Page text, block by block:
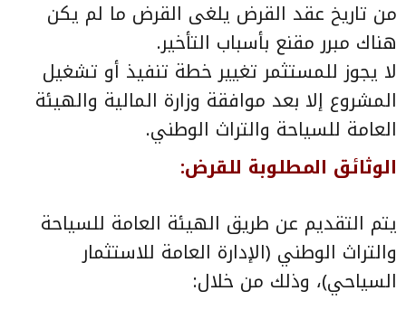
من تاريخ عقد القرض يلغى القرض ما لم يكن
هناك مبرر مقنع بأسباب التأخير.
لا يجوز للمستثمر تغيير خطة تنفيذ أو تشغيل
المشروع إلا بعد موافقة وزارة المالية والهيئة
العامة للسياحة والتراث الوطني.
الوثائق المطلوبة للقرض:
يتم التقديم عن طريق الهيئة العامة للسياحة
والتراث الوطني (الإدارة العامة للاستثمار
السياحي)، وذلك من خلال: